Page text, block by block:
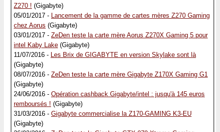
Z270 ! (Gigabyte)
05/01/2017 - Lancement de la gamme de cartes mères Z270 Gaming
chez Aorus (Gigabyte)
03/01/2017 - ZeDen teste la carte mère Aorus Z270X Gaming 5 pour
intel Kaby Lake (Gigabyte)
11/07/2016 - Les Brix de GIGABYTE en version Skylake sont là
(Gigabyte)
08/07/2016 - ZeDen teste la carte mère Gigabyte Z170X Gaming G1
(Gigabyte)
24/06/2016 - Opération cashback Gigabyte/intel : jusqu'à 145 euros
remboursés ! (Gigabyte)
31/03/2016 - Gigabyte commercialise la Z170-GAMING K3-EU
(Gigabyte)